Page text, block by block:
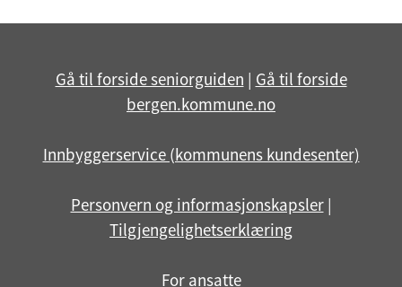
r
Gå til forside seniorguiden | Gå til forside
bergen.kommune.no
Innbyggerservice (kommunens kundesenter)
Personvern og informasjonskapsler|
Tilgjengelighetserklæring
For ansatte